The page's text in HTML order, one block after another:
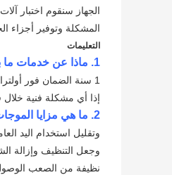
المشكلة وتوفير أجزاء
التعليمات
1. ماذا عن خدمات ما بعد البيع؟
1 سنة الضمان فور أولتراسونيك نظافة.
إذا أي مشكلة فنية
2. ما هي مزايا الموجات فوق الصوتية على أساليب التنظيف التقليدية؟
وتقليل استخدام اليد
وجعل التنظيف وإزالة
نظيفة من الصعب الوصول